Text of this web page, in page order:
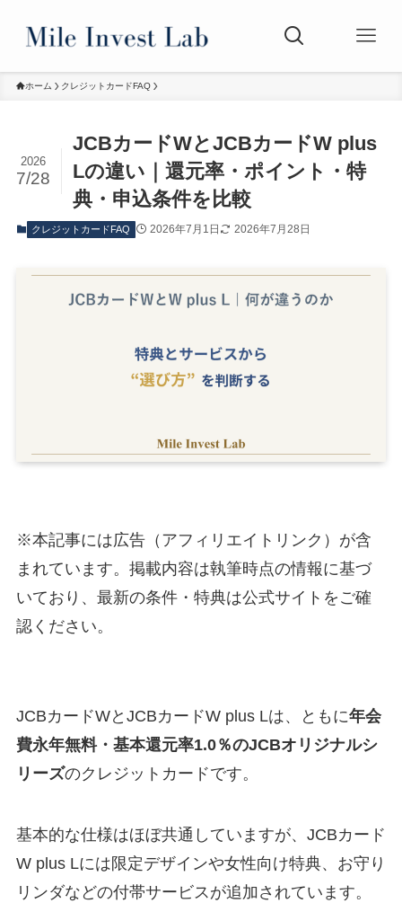
ホーム クレジットカードFAQ
JCBカードWとJCBカードW plus
Lの違い｜還元率・ポイント・特
典・申込条件を比較
2026
7/28
クレジットカードFAQ 2026年7月1日 2026年7月28日
※本記事には広告（アフィリエイトリンク）が含
まれています。掲載内容は執筆時点の情報に基づ
いており、最新の条件・特典は公式サイトをご確
認ください。
JCBカードWとJCBカードW plus Lは、ともに年会
費永年無料・基本還元率1.0％のJCBオリジナルシ
リーズのクレジットカードです。
基本的な仕様はほぼ共通していますが、JCBカード
W plus Lには限定デザインや女性向け特典、お守り
リンダなどの付帯サービスが追加されています。